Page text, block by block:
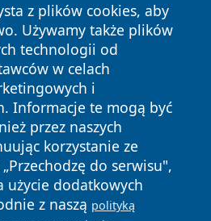
z plików cookies, aby
Używamy także plików
technologii od
w celach
i
Informacje te mogą być
przez naszych
korzystanie ze
do serwisu",
użycie dodatkowych
z naszą polityką
Wszystkie prawa
Polityka
Cookies